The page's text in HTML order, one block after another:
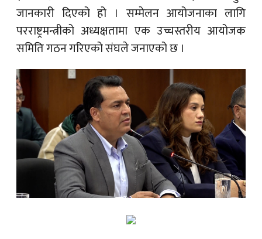
जानकारी दिएको हो । सम्मेलन आयोजनाका लागि
परराष्ट्रमन्त्रीको अध्यक्षतामा एक उच्चस्तरीय आयोजक
समिति गठन गरिएको संघले जनाएको छ ।